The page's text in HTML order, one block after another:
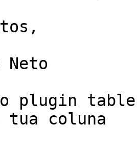
Neto
plugin
tua coluna